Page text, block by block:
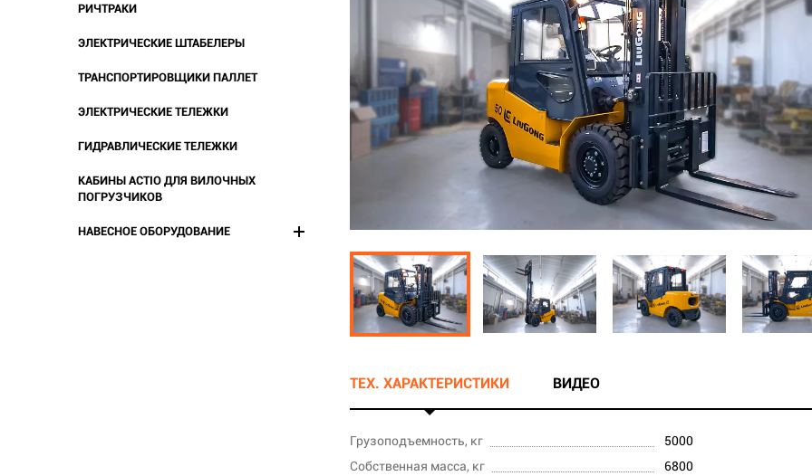
РИЧТРАКИ
ЭЛЕКТРИЧЕСКИЕ ШТАБЕЛЕРЫ
ТРАНСПОРТИРОВЩИКИ ПАЛЛЕТ
ЭЛЕКТРИЧЕСКИЕ ТЕЛЕЖКИ
ГИДРАВЛИЧЕСКИЕ ТЕЛЕЖКИ
КАБИНЫ ACTIO ДЛЯ ВИЛОЧНЫХ
ПОГРУЗЧИКОВ
НАВЕСНОЕ ОБОРУДОВАНИЕ
ТЕХ. ХАРАКТЕРИСТИКИ ВИДЕО
Грузоподъемность, кг
5000
Собственная масса, кг
6800